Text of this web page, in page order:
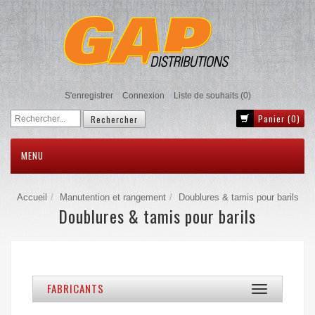
S'enregistrer Connexion Liste de souhaits (0)
Panier (0)
MENU
Accueil Manutention et rangement Doublures & tamis pour barils
Doublures & tamis pour barils
Toggle
navigation
FABRICANTS